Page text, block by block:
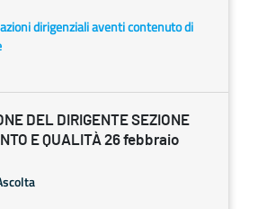
dirigenziali aventi contenuto di
DEL DIRIGENTE SEZIONE
E QUALITÀ 26 febbraio